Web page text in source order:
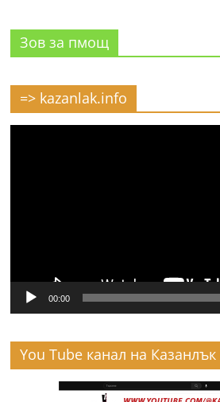
Зов за пмощ
=> kazanlak.info
00:00
You Tube канал на